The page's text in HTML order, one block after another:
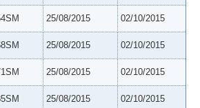
25/08/2015 02/10/2015
25/08/2015 02/10/2015
25/08/2015 02/10/2015
25/08/2015 02/10/2015